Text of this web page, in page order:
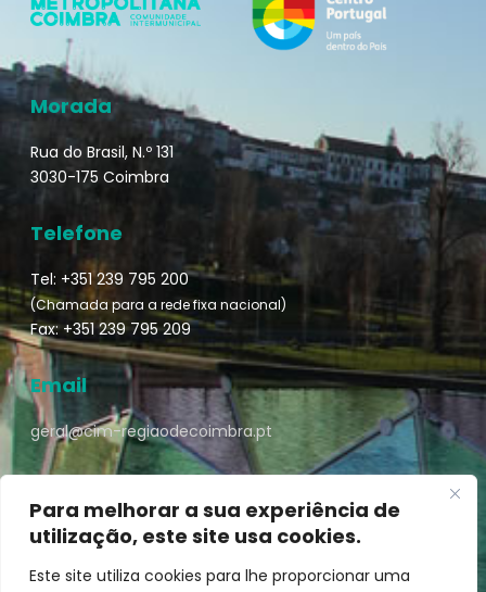
Para melhorar a sua experiência de
utilização, este site usa cookies.
Este site utiliza cookies para lhe proporcionar uma
Morada
Rua do Brasil, N.º 131
3030-175 Coimbra
Telefone
Tel: +351 239 795 200
(Chamada para a rede fixa nacional)
Fax: +351 239 795 209
Email
geral@cim-regiaodecoimbra.pt
Turismo de Coimbra © || Desenvolvido por